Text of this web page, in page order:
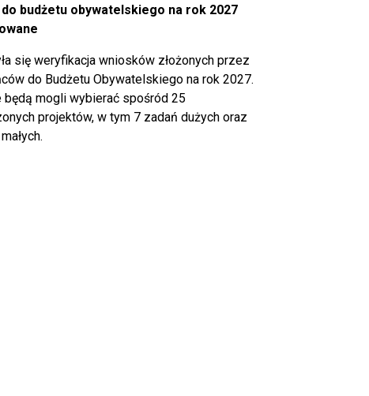
budżetu obywatelskiego na rok 2027
się weryfikacja wniosków złożonych przez
do Budżetu Obywatelskiego na rok 2027.
będą mogli wybierać spośród 25
projektów, w tym 7 zadań dużych oraz